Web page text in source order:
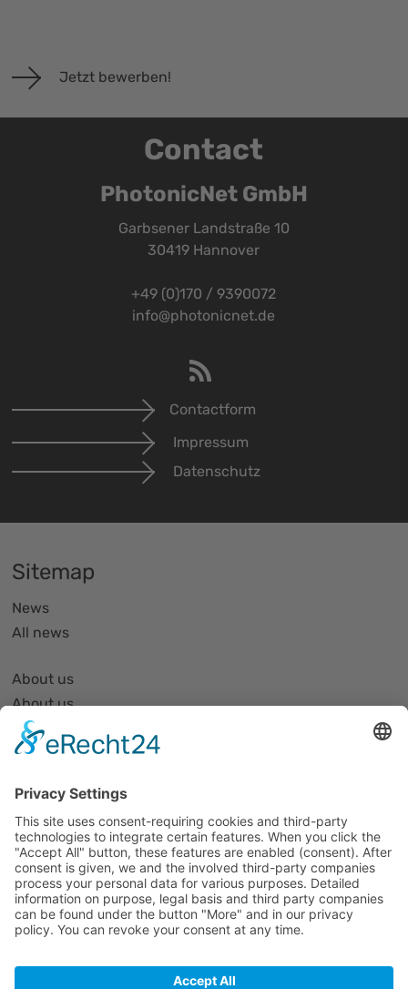
Jetzt bewerben!
Contact
PhotonicNet GmbH
Garbsener Landstraße 10
30419 Hannover
+49 (0)170 / 9390072
info@photonicnet.de
Contactform
Impressum
Datenschutz
Sitemap
News
All news
About us
About us
Organization and Structure
Partner list and partner profiles
Events
All events
Jobs
Alle Jobs
Contact